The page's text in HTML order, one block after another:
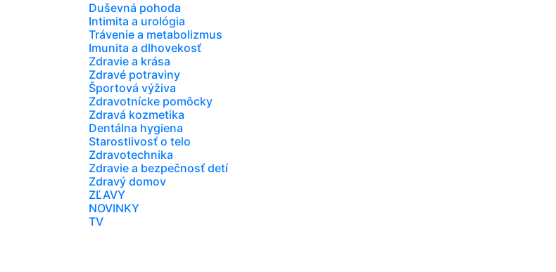
Duševná pohoda
Intimita a urológia
Trávenie a metabolizmus
Imunita a dlhovekosť
Zdravie a krása
Zdravé potraviny
Športová výživa
Zdravotnícke pomôcky
Zdravá kozmetika
Dentálna hygiena
Starostlivosť o telo
Zdravotechnika
Zdravie a bezpečnosť detí
Zdravý domov
ZĽAVY
NOVINKY
TV